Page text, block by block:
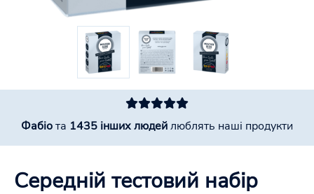
Фабіота 1435 інших людейлюблять наші продукти
Середній тестовий набір